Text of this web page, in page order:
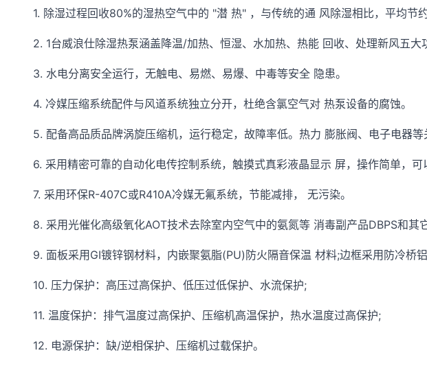
1. 除湿过程回收80%的湿热空气中的 "潜 热" ，与传统的通 风除湿相比，平均节
2. 1台威浪仕除湿热泵涵盖降温/加热、恒湿、水加热、热能 回收、处理新风五大
3. 水电分离安全运行，无触电、易燃、易爆、中毒等安全 隐患。
4. 冷媒压缩系统配件与风道系统独立分开，杜绝含氯空气对 热泵设备的腐蚀。
5. 配备高品质品牌涡旋压缩机，运行稳定，故障率低。热力 膨胀阀、电子电器等
6. 采用精密可靠的自动化电传控制系统，触摸式真彩液晶显示 屏，操作简单，可
7. 采用环保R-407C或R410A冷媒无氟系统，节能减排， 无污染。
8. 采用光催化高级氧化AOT技术去除室内空气中的氨氮等 消毒副产品DBPS和其
9. 面板采用GI镀锌钢材料，内嵌聚氨脂(PU)防火隔音保温 材料;边框采用防冷桥
10. 压力保护：高压过高保护、低压过低保护、水流保护;
11. 温度保护：排气温度过高保护、压缩机高温保护，热水温度过高保护;
12. 电源保护：缺/逆相保护、压缩机过载保护。